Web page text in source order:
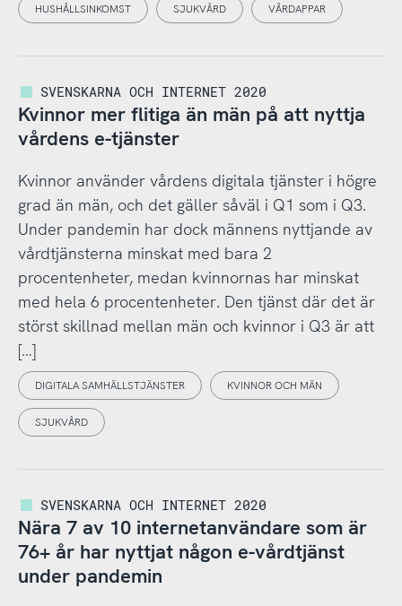
HUSHÅLLSINKOMST SJUKVÅRD VÅRDAPPAR
SVENSKARNA OCH INTERNET 2020
Kvinnor mer flitiga än män på att nyttja
vårdens e-tjänster
Kvinnor använder vårdens digitala tjänster i högre
grad än män, och det gäller såväl i Q1 som i Q3.
Under pandemin har dock männens nyttjande av
vårdtjänsterna minskat med bara 2
procentenheter, medan kvinnornas har minskat
med hela 6 procentenheter. Den tjänst där det är
störst skillnad mellan män och kvinnor i Q3 är att
[…]
DIGITALA SAMHÄLLSTJÄNSTER KVINNOR OCH MÄN
SJUKVÅRD
SVENSKARNA OCH INTERNET 2020
Nära 7 av 10 internetanvändare som är
76+ år har nyttjat någon e-vårdtjänst
under pandemin